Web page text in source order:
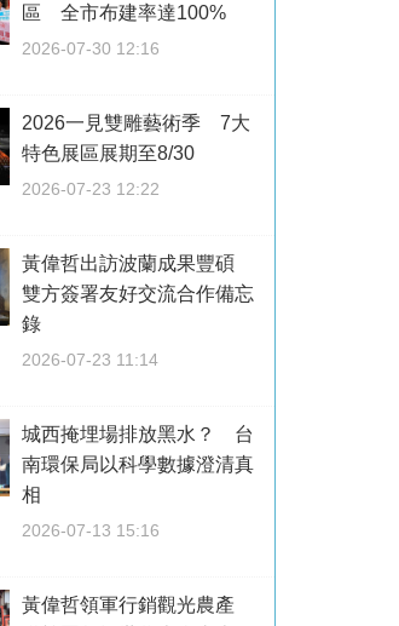
區 全市布建率達100%
2026-07-30 12:16
2026一見雙雕藝術季 7大
特色展區展期至8/30
2026-07-23 12:22
黃偉哲出訪波蘭成果豐碩
雙方簽署友好交流合作備忘
錄
2026-07-23 11:14
城西掩埋場排放黑水？ 台
南環保局以科學數據澄清真
相
2026-07-13 15:16
黃偉哲領軍行銷觀光農產